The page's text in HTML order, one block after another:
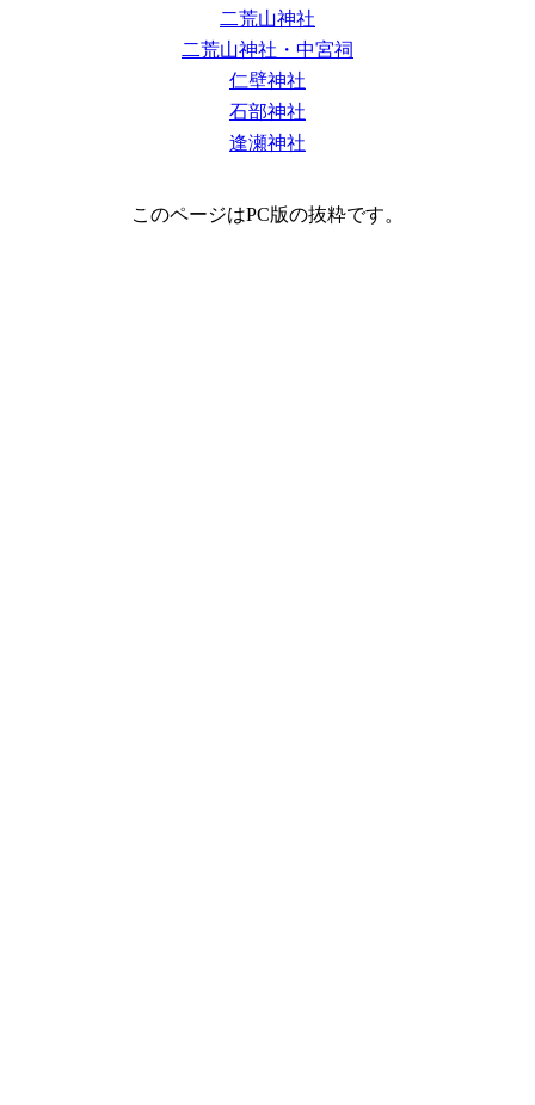
二荒山神社
二荒山神社・中宮祠
仁壁神社
石部神社
逢瀬神社
このページはPC版の抜粋です。